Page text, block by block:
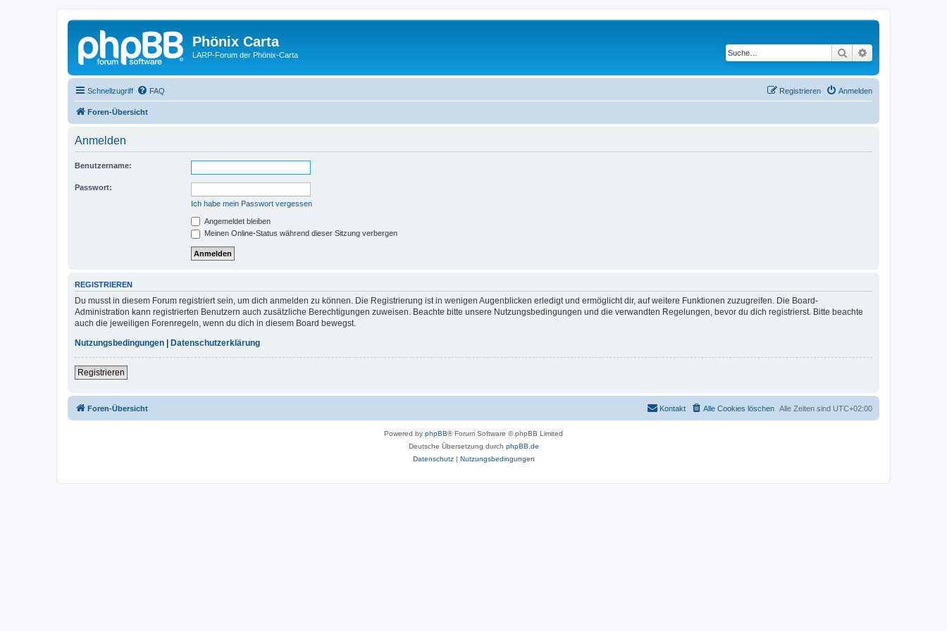
Phönix Carta
LARP-Forum der Phönix-Carta Suche
Schnellzugriff FAQ Anmelden
Registrieren
Foren-Übersicht
Anmelden
Benutzername:
Passwort:
Ich habe mein Passwort vergessen
Angemeldet bleiben
Meinen Online-Status während dieser Sitzung verbergen
REGISTRIEREN
Du musst in diesem Forum registriert sein, um dich anmelden zu können. Die Registrierung ist in wenigen Augenblicken erledigt und ermöglicht dir, auf weitere Funktionen zuzugreifen. Die Board-
Administration kann registrierten Benutzern auch zusätzliche Berechtigungen zuweisen. Beachte bitte unsere Nutzungsbedingungen und die verwandten Regelungen, bevor du dich registrierst. Bitte beachte
auch die jeweiligen Forenregeln, wenn du dich in diesem Board bewegst.
Nutzungsbedingungen
Datenschutzerklärung
Registrieren
Foren-Übersicht Alle Zeiten sind UTC+02:00
Alle Cookies löschen
Kontakt
Powered by phpBB® Forum Software © phpBB Limited
Deutsche Übersetzung durch phpBB.de
Datenschutz| Nutzungsbedingungen